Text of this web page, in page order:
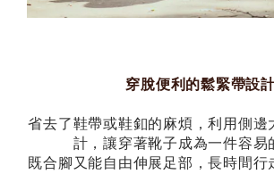
穿脫便利的鬆緊帶設
省去了鞋帶或鞋釦的麻煩，利用側邊
計，讓穿著靴子成為一件容易
既合腳又能自由伸展足部，長時間行